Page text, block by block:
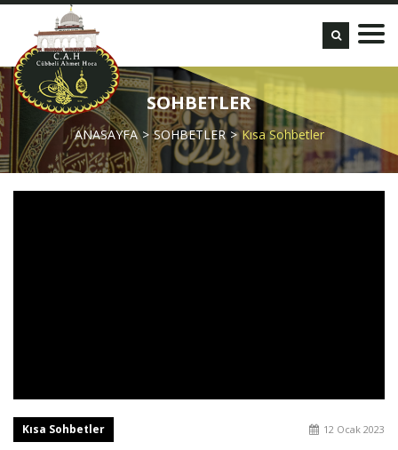
SOHBETLER
ANASAYFA SOHBETLER Kısa Sohbetler
Kısa Sohbetler 12 Ocak 2023